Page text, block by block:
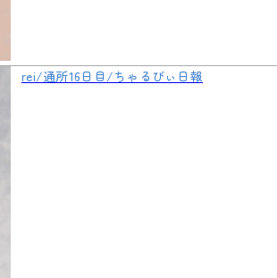
rei/通所16日目/ちゃるびぃ日報